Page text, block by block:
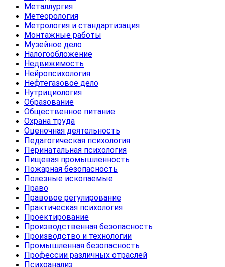
Металлургия
Метеорология
Метрология и стандартизация
Монтажные работы
Музейное дело
Налогообложение
Недвижимость
Нейропсихология
Нефтегазовое дело
Нутрициология
Образование
Общественное питание
Охрана труда
Оценочная деятельность
Педагогическая психология
Перинатальная психология
Пищевая промышленность
Пожарная безопасность
Полезные ископаемые
Право
Правовое регулирование
Практическая психология
Проектирование
Производственная безопасность
Производство и технологии
Промышленная безопасность
Профессии различных отраслей
Психоанализ